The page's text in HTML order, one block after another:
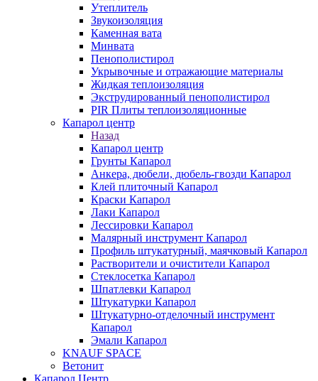
Утеплитель
Звукоизоляция
Каменная вата
Минвата
Пенополистирол
Укрывочные и отражающие материалы
Жидкая теплоизоляция
Экструдированный пенополистирол
PIR Плиты теплоизоляционные
Капарол центр
Назад
Капарол центр
Грунты Капарол
Анкера, дюбели, дюбель-гвозди Капарол
Клей плиточный Капарол
Краски Капарол
Лаки Капарол
Лессировки Капарол
Малярный инструмент Капарол
Профиль штукатурный, маячковый Капарол
Растворители и очистители Капарол
Cтеклосетка Капарол
Шпатлевки Капарол
Штукатурки Капарол
Штукатурно-отделочный инструмент
Капарол
Эмали Капарол
KNAUF SPACE
Ветонит
Капарол Центр